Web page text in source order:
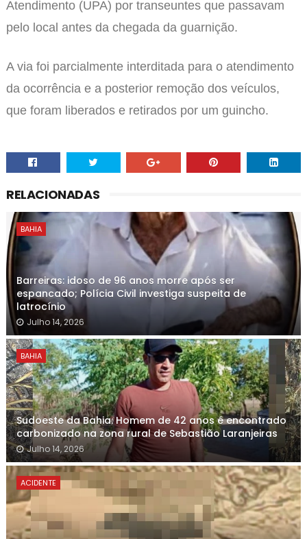
Atendimento (UPA) por transeuntes que passavam
pelo local antes da chegada da guarnição.
A via foi parcialmente interditada para o atendimento
da ocorrência e a posterior remoção dos veículos,
que foram liberados e retirados por um guincho.
RELACIONADAS
BAHIA
Barreiras: idoso de 96 anos morre após ser
espancado; Polícia Civil investiga suspeita de
latrocínio
Julho 14, 2026
BAHIA
Sudoeste da Bahia: Homem de 42 anos é encontrado
carbonizado na zona rural de Sebastião Laranjeiras
Julho 14, 2026
ACIDENTE